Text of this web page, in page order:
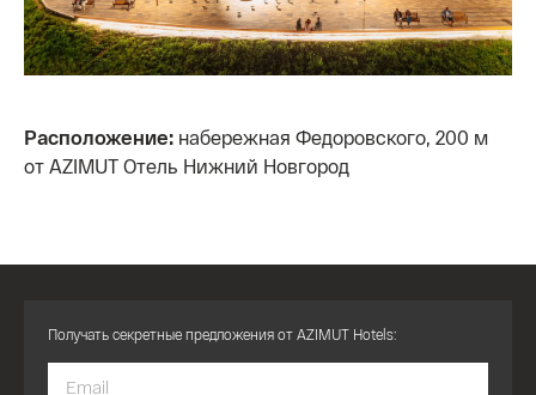
Расположение: набережная Федоровского, 200 м
от AZIMUT Отель Нижний Новгород
Получать секретные предложения от AZIMUT Hotels: